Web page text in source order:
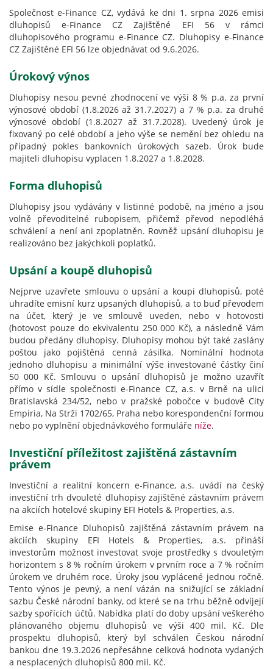
Společnost e-Finance CZ, vydává ke dni 1. srpna 2026 emisi
dluhopisů e-Finance CZ Zajištěné EFI 56 v rámci
dluhopisového programu e-Finance CZ. Dluhopisy e-Finance
CZ Zajištěné EFI 56 lze objednávat od 9.6.2026.
Úrokový výnos
Dluhopisy nesou pevné zhodnocení ve výši 8 % p.a. za první
výnosové období (1.8.2026 až 31.7.2027) a 7 % p.a. za druhé
výnosové období (1.8.2027 až 31.7.2028). Uvedený úrok je
fixovaný po celé období a jeho výše se nemění bez ohledu na
případný pokles bankovních úrokových sazeb. Úrok bude
majiteli dluhopisu vyplacen 1.8.2027 a 1.8.2028.
Forma dluhopisů
Dluhopisy jsou vydávány v listinné podobě, na jméno a jsou
volně převoditelné rubopisem, přičemž převod nepodléhá
schválení a není ani zpoplatněn. Rovněž upsání dluhopisu je
realizováno bez jakýchkoli poplatků.
Upsání a koupě dluhopisů
Nejprve uzavřete smlouvu o upsání a koupi dluhopisů, poté
uhradíte emisní kurz upsaných dluhopisů, a to buď převodem
na účet, který je ve smlouvě uveden, nebo v hotovosti
(hotovost pouze do ekvivalentu 250 000 Kč), a následně Vám
budou předány dluhopisy. Dluhopisy mohou být také zaslány
poštou jako pojištěná cenná zásilka. Nominální hodnota
jednoho dluhopisu a minimální výše investované částky činí
50 000 Kč. Smlouvu o upsání dluhopisů je možno uzavřít
přímo v sídle společnosti e-Finance CZ, a.s. v Brně na ulici
Bratislavská 234/52, nebo v pražské pobočce v budově City
Empiria, Na Strži 1702/65, Praha nebo korespondenční formou
nebo po vyplnění objednávkového formuláře níže.
Investiční příležitost zajištěná zástavním
právem
Investiční a realitní koncern e-Finance, a.s. uvádí na český
investiční trh dvouleté dluhopisy zajištěné zástavním právem
na akciích hotelové skupiny EFI Hotels & Properties, a.s.
Emise e-Finance Dluhopisů zajištěná zástavním právem na
akciích skupiny EFI Hotels & Properties, a.s. přináší
investorům možnost investovat svoje prostředky s dvouletým
horizontem s 8 % ročním úrokem v prvním roce a 7 % ročním
úrokem ve druhém roce. Úroky jsou vyplácené jednou ročně.
Tento výnos je pevný, a není vázán na snižující se základní
sazbu České národní banky, od které se na trhu běžně odvíjejí
sazby spořících účtů. Nabídka platí do doby upsání veškerého
plánovaného objemu dluhopisů ve výši 400 mil. Kč. Dle
prospektu dluhopisů, který byl schválen Českou národní
bankou dne 19.3.2026 nepřesáhne celková hodnota vydaných
a nesplacených dluhopisů 800 mil. Kč.